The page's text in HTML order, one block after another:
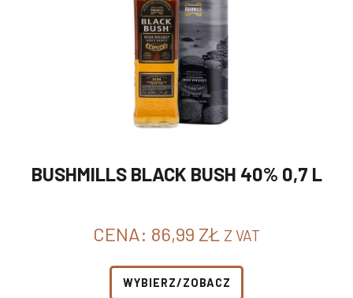
BUSHMILLS BLACK BUSH 40% 0,7 L
CENA: 86,99 ZŁ Z VAT
WYBIERZ/ZOBACZ